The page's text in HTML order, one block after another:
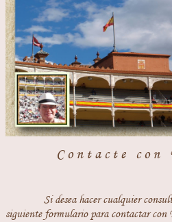
Contacte con
Si desea hacer cualquier
siguiente formulario para contactar con